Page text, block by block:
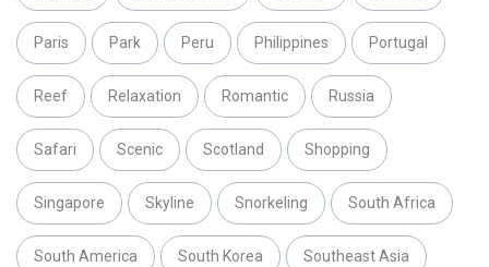
Paris Park Peru Philippines Portugal
Reef Relaxation Romantic Russia
Safari Scenic Scotland Shopping
Singapore Skyline Snorkeling South Africa
South America South Korea Southeast Asia